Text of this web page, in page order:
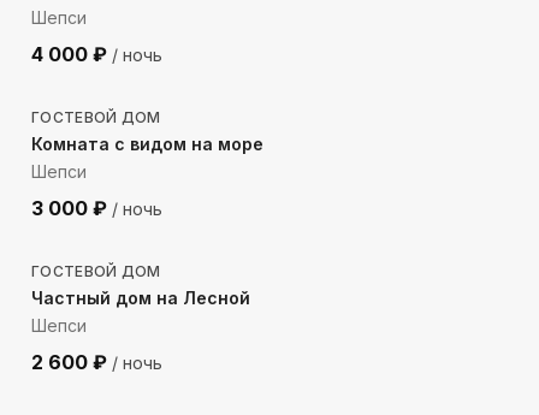
Шепси
4 000 ₽ / ночь
132 м до моря
ГОСТЕВОЙ ДОМ
Комната с видом на море
Шепси
3 000 ₽ / ночь
795м до моря
ГОСТЕВОЙ ДОМ
Частный дом на Лесной
Шепси
2 600 ₽ / ночь
1307 м до моря